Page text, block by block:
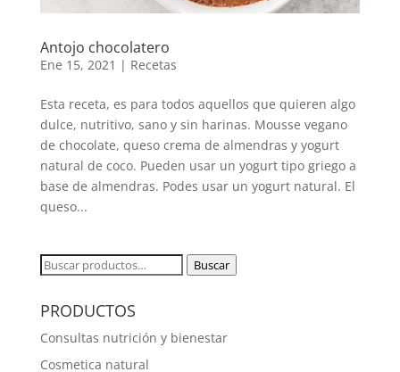
Antojo chocolatero
Ene 15, 2021 | Recetas
Esta receta, es para todos aquellos que quieren algo
dulce, nutritivo, sano y sin harinas. Mousse vegano
de chocolate, queso crema de almendras y yogurt
natural de coco. Pueden usar un yogurt tipo griego a
base de almendras. Podes usar un yogurt natural. El
queso...
Buscar
Buscar
PRODUCTOS
Consultas nutrición y bienestar
Cosmetica natural